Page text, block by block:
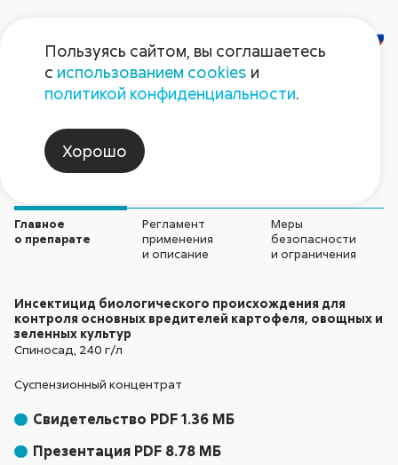
Жукоед Био
Инсектициды
Главное
о препарате
Регламент
применения
и описание
Меры
безопасности
и ограничения
Инсектицид биологического происхождения для
контроля основных вредителей картофеля, овощных и
зеленных культур
Спиносад, 240 г/л
Суспензионный концентрат
Свидетельство PDF 1.36 МБ
Презентация PDF 8.78 МБ
Пользуясь сайтом, вы соглашаетесь
с использованием cookies и
политикой конфиденциальности.
Хорошо